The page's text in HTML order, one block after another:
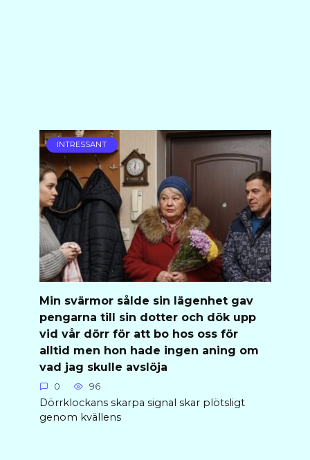
INTRESSANT
Min svärmor sålde sin lägenhet gav
pengarna till sin dotter och dök upp
vid vår dörr för att bo hos oss för
alltid men hon hade ingen aning om
vad jag skulle avslöja
0 96
Dörrklockans skarpa signal skar plötsligt
genom kvällens